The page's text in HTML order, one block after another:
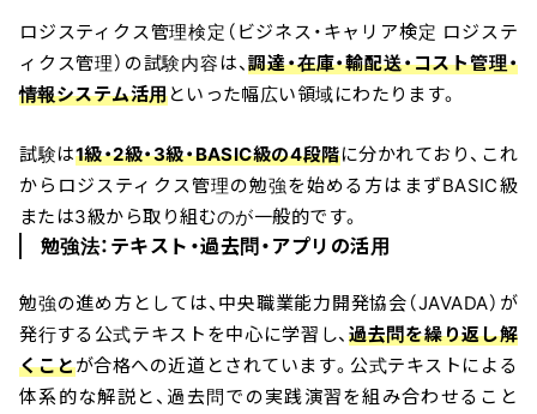
ロジスティクス管理検定（ビジネス・キャリア検定 ロジステ
ィクス管理）の試験内容は、調達・在庫・輸配送・コスト管理・
情報システム活用といった幅広い領域にわたります。
試験は1級・2級・3級・BASIC級の4段階に分かれており、これ
からロジスティクス管理の勉強を始める方はまずBASIC級
または3級から取り組むのが一般的です。
勉強法：テキスト・過去問・アプリの活用
勉強の進め方としては、中央職業能力開発協会（JAVADA）が
発行する公式テキストを中心に学習し、過去問を繰り返し解
くことが合格への近道とされています。公式テキストによる
体系的な解説と、過去問での実践演習を組み合わせること